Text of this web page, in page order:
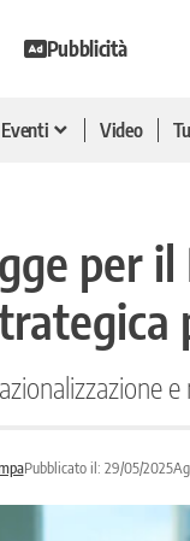
Pubblicità
Eventi Video
per
Pubblicato il: 29/05/2025